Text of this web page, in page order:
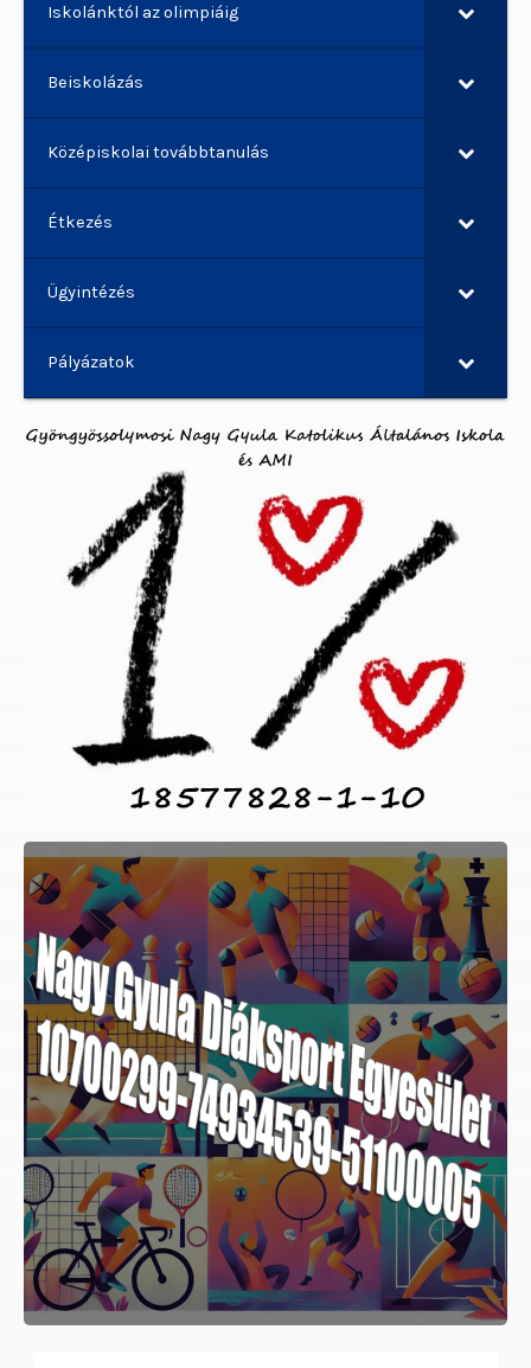
Iskolánktól az olimpiáig
Beiskolázás
Középiskolai továbbtanulás
Étkezés
Ügyintézés
Pályázatok